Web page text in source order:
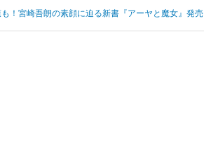
その他
！宮崎吾朗の素顔に迫る新書『アーヤと魔女』発売